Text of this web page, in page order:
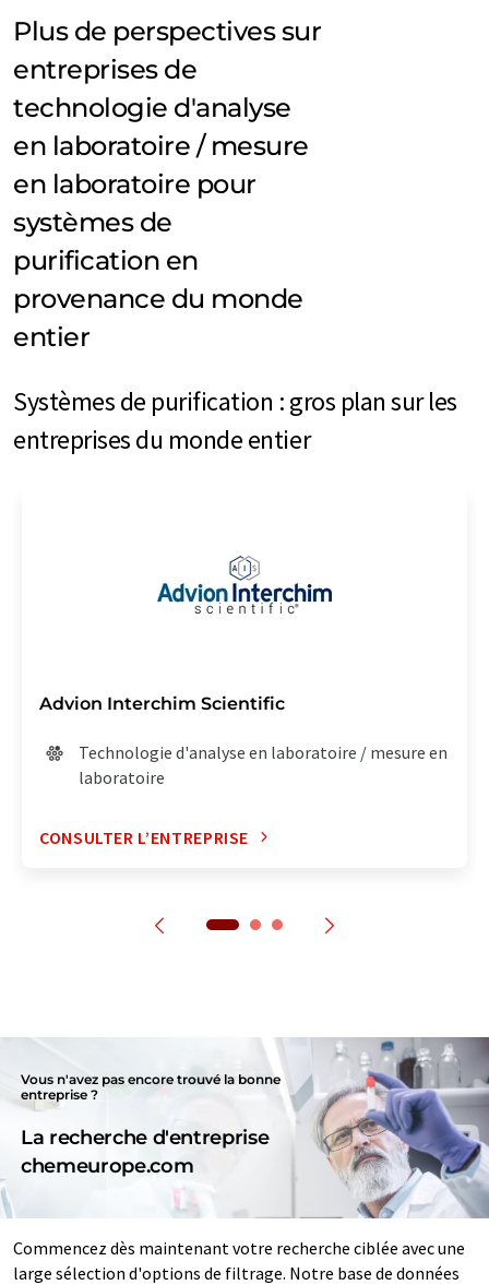
Plus de perspectives sur
entreprises de
technologie d'analyse
en laboratoire / mesure
en laboratoire pour
systèmes de
purification en
provenance du monde
entier
Systèmes de purification : gros plan sur les
entreprises du monde entier
Advion Interchim Scientific
Technologie d'analyse en laboratoire / mesure en
laboratoire
CONSULTER L’ENTREPRISE
Vous n'avez pas encore trouvé la bonne
entreprise ?
La recherche d'entreprise
chemeurope.com
Commencez dès maintenant votre recherche ciblée avec une
large sélection d'options de filtrage. Notre base de données